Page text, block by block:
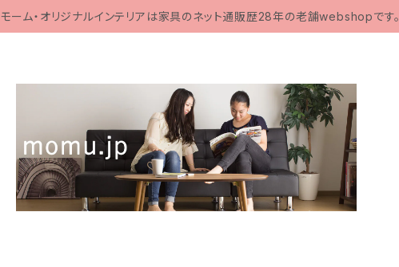
モーム・オリジナルインテリアは家具のネット通販歴28年の老舗webshopです。